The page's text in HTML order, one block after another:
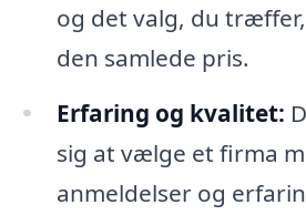
og det valg, du
den samlede pris.
Erfaring og kvalitet:
sig at vælge et firma
anmeldelser og